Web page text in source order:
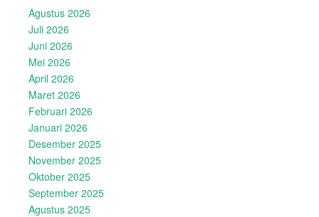
Agustus 2026
Juli 2026
Juni 2026
Mei 2026
April 2026
Maret 2026
Februari 2026
Januari 2026
Desember 2025
November 2025
Oktober 2025
September 2025
Agustus 2025